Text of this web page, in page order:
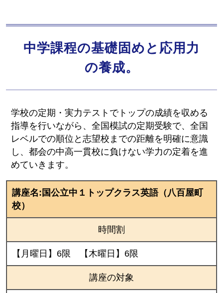
中学課程の基礎固めと応用力
の養成。
学校の定期・実力テストでトップの成績を収める
指導を行いながら、全国模試の定期受験で、全国
レベルでの順位と志望校までの距離を明確に意識
し、都会の中高一貫校に負けない学力の定着を進
めていきます。
講座名:国公立中１トップクラス英語（八百屋町
校）
時間割
【月曜日】6限 【木曜日】6限
講座の対象